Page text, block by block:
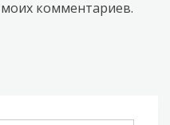
комментариев.